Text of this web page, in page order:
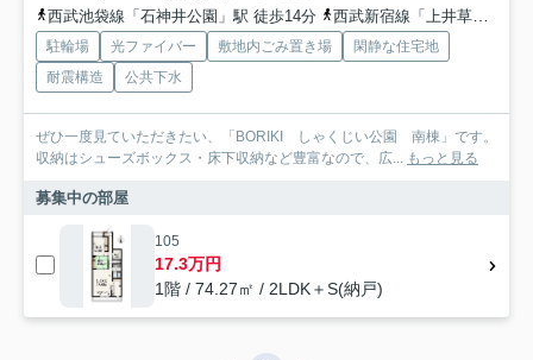
西武池袋線「石神井公園」駅 徒歩14分
西武新宿線「上井草」駅 徒歩15分
駐輪場 光ファイバー 敷地内ごみ置き場
閑静な住宅地
耐震構造
公共下水
ぜひ一度見ていただきたい、「BORIKI しゃくじい公園 南棟」です。
収納はシューズボックス・床下収納など豊富なので、広... もっと見る
募集中の部屋
105
17.3万円
1階 / 74.27㎡ / 2LDK＋S(納戸)